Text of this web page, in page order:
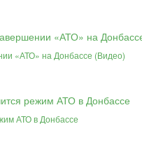
«АТО» на Донбассе (Видео)
АТО в Донбассе